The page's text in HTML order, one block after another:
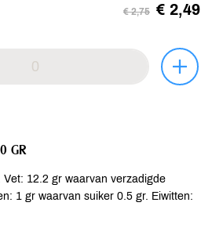
€ 2,75 € 2,49
GR
Vet: 12.2 gr waarvan verzadigde
1 gr waarvan suiker 0.5 gr. Eiwitten: